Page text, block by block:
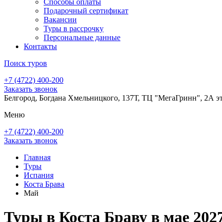
Подарочный сертификат
Вакансии
Туры в рассрочку
Персональные данные
Контакты
Поиск туров
+7 (4722) 400-200
Заказать звонок
Белгород, Богдана Хмельницкого, 137Т, ТЦ "МегаГринн", 2А
Меню
+7 (4722) 400-200
Заказать звонок
Главная
Туры
Испания
Коста Брава
Май
Туры в Коста Браву в мае